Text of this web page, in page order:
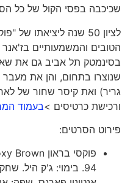
שכיכבה בפסי הקול של כל
לציון 50 שנה ליציאתו של
הטובים והמשמעותיים בז'אנר
בסינמטק תל אביב גם את
גריר) ואת קיסר שחור של לארי
ורכישת כרטיסים >בעמוד המרכז
פירוט הסרטים:
94. בימוי: ג'ק היל.